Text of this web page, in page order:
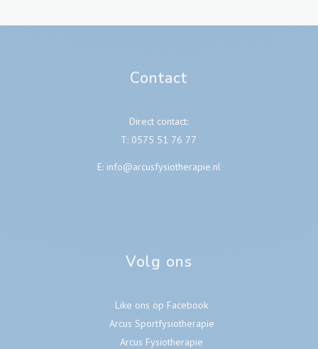
Contact
Direct contact:
T: 0575 51 76 77
E: info@arcusfysiotherapie.nl
Volg ons
Like ons op Facebook
Arcus Sportfysiotherapie
Arcus Fysiotherapie